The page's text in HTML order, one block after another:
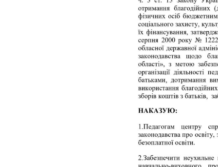
порушеннями
МО вчителів
навчання,
мистецтва та
виховання
МО вчителів і
вихователів
класів
педагогів з
виховання
початкових
порушеннями
розвитку